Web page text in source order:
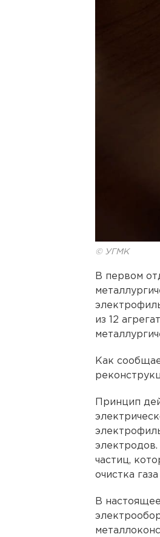
© УГМК
В первом
из 12
Как
Принцип
электродов.
частиц,
очистка
В